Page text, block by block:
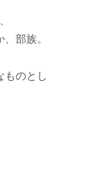
部族。
ものとし